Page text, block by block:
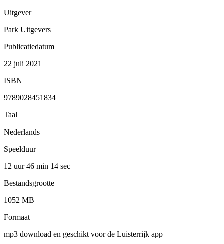
Uitgever
Park Uitgevers
Publicatiedatum
22 juli 2021
ISBN
9789028451834
Taal
Nederlands
Speelduur
12 uur 46 min 14 sec
Bestandsgrootte
1052 MB
Formaat
mp3 download en geschikt voor de Luisterrijk app